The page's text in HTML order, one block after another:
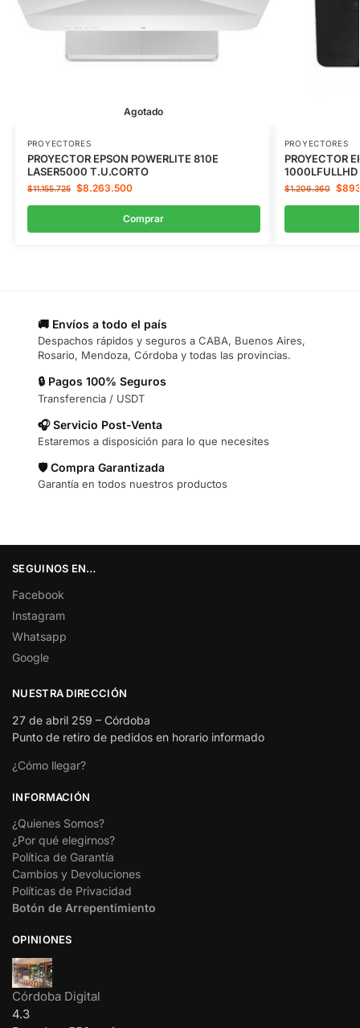
Agotado
PROYECTORES
PROYECTOR EPSON POWERLITE 810E
LASER5000 T.U.CORTO
$11.155.725 $8.263.500
Comprar
PROYECTORES
PROYECTOR
1000LFULLHD
$1.206.360 $
🚚 Envíos a todo el país
Despachos rápidos y seguros a CABA, Buenos Aires,
Rosario, Mendoza, Córdoba y todas las provincias.
🔒 Pagos 100% Seguros
Transferencia / USDT
🎧 Servicio Post-Venta
Estaremos a disposición para lo que necesites
🛡️ Compra Garantizada
Garantía en todos nuestros productos
SEGUINOS EN…
Facebook
Instagram
Whatsapp
Google
NUESTRA DIRECCIÓN
27 de abril 259 – Córdoba
Punto de retiro de pedidos en horario informado
¿Cómo llegar?
INFORMACIÓN
¿Quienes Somos?
¿Por qué elegirnos?
Política de Garantía
Cambios y Devoluciones
Políticas de Privacidad
Botón de Arrepentimiento
OPINIONES
Córdoba Digital
4.3